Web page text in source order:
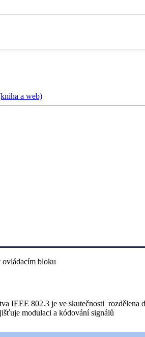
a web)
IEEE 802.3 je ve skutečnosti
modulaci a kódování signálů